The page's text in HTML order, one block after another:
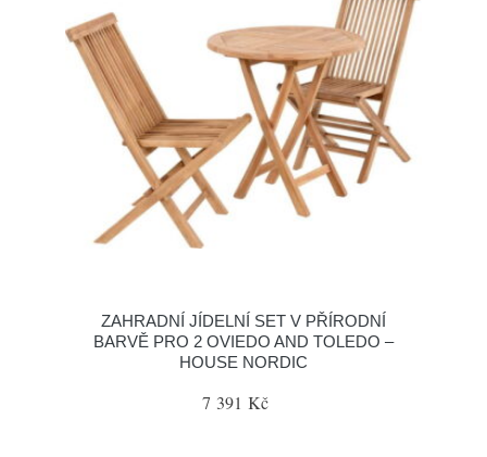
ZAHRADNÍ JÍDELNÍ SET V PŘÍRODNÍ
BARVĚ PRO 2 OVIEDO AND TOLEDO –
HOUSE NORDIC
7 391 Kč